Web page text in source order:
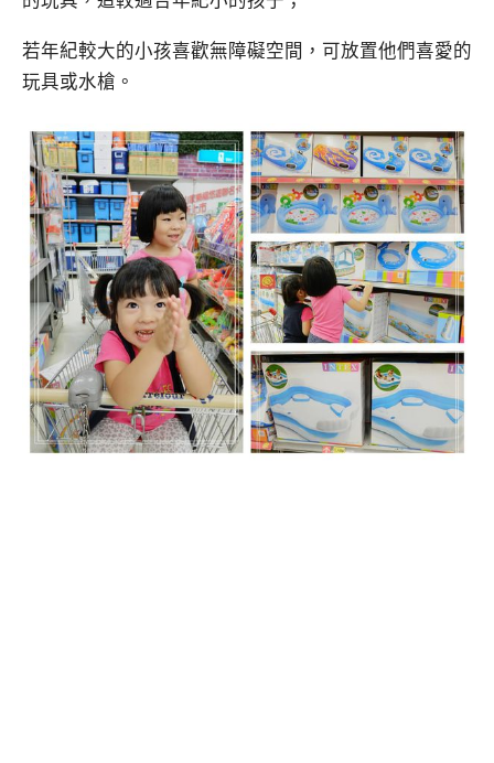
若年紀較大的小孩喜歡無障礙空間，可放置他們喜愛的
玩具或水槍。